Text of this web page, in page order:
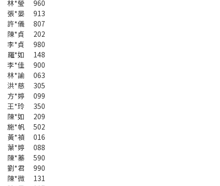
林*瑩 960
張*晏 913
許*儀 807
陳*貞 202
李*貞 980
羅*如 148
李*佳 900
林*諭 063
洪*慈 305
方*婷 099
王*玲 350
陳*如 209
施*帆 502
黃*禎 016
葉*婷 088
陳*蓁 590
劉*君 990
陳*微 131